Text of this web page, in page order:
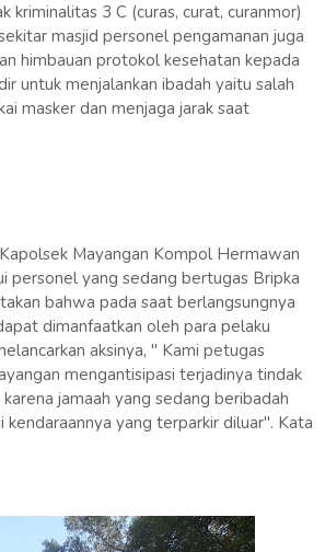
kriminalitas 3 C (curas, curat, curanmor)
masjid personel pengamanan juga
himbauan protokol kesehatan kepada
untuk menjalankan ibadah yaitu salah
masker dan menjaga jarak saat
Mayangan Kompol Hermawan
personel yang sedang bertugas Bripka
bahwa pada saat berlangsungnya
dimanfaatkan oleh para pelaku
aksinya, " Kami petugas
mengantisipasi terjadinya tindak
jamaah yang sedang beribadah
yang terparkir diluar". Kata